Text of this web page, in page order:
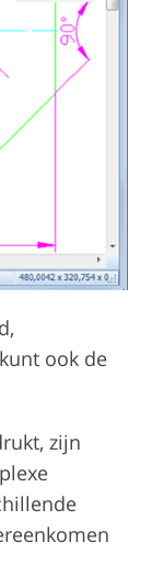
ook de
zijn